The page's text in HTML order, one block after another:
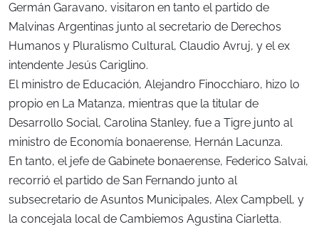
Germán Garavano, visitaron en tanto el partido de
Malvinas Argentinas junto al secretario de Derechos
Humanos y Pluralismo Cultural, Claudio Avruj, y el ex
intendente Jesús Cariglino.
El ministro de Educación, Alejandro Finocchiaro, hizo lo
propio en La Matanza, mientras que la titular de
Desarrollo Social, Carolina Stanley, fue a Tigre junto al
ministro de Economía bonaerense, Hernán Lacunza.
En tanto, el jefe de Gabinete bonaerense, Federico Salvai,
recorrió el partido de San Fernando junto al
subsecretario de Asuntos Municipales, Alex Campbell, y
la concejala local de Cambiemos Agustina Ciarletta.